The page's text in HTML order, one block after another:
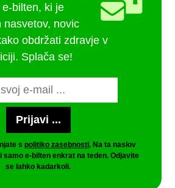
e-bilten, ki je
nasvetov, novic
obdržati zdravje v
Splača se!
spolitiko zasebnosti. Na ta naslov
samo e-bilten enkrat na teden. Odjavite
se lahko kadarkoli.